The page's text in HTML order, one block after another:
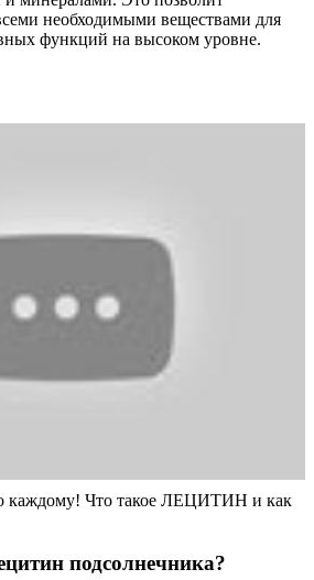
необходимыми веществами для
функций на высоком уровне.
каждому! Что такое ЛЕЦИТИН и как
подсолнечника?